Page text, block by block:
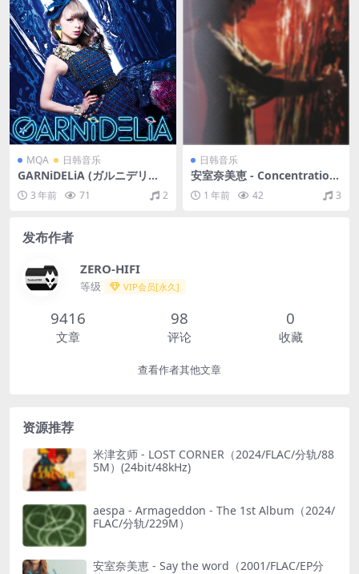
MQA 日韩音乐
GARNiDELiA (ガルニデリア)
- ambiguous（2014/FLAC/E
P分轨/141M）(MQA/16bit/4
3 年前 71 2
日韩音乐
安室奈美恵 - Concentration
20（1997/FLAC/分轨/394
M）1 年前 42 3
发布作者
ZERO-HIFI
等级 VIP会员[永久]
9416
文章
98
评论
0
收藏
查看作者其他文章
资源推荐
米津玄师 - LOST CORNER（2024/FLAC/分轨/88
5M）(24bit/48kHz)
aespa - Armageddon - The 1st Album（2024/
FLAC/分轨/229M）
安室奈美恵 - Say the word（2001/FLAC/EP分